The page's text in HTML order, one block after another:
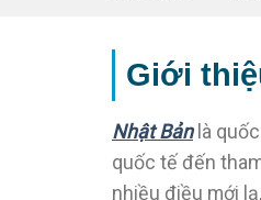
Giới
Nhật Bảnlà quốc
quốc tế đến
nhiều điều mới